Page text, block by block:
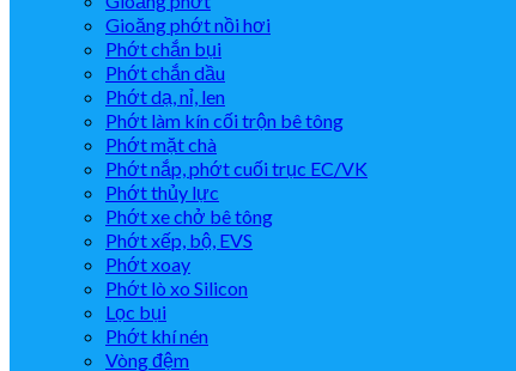
Gioăng phớt nồi hơi
Phớt chắn bụi
Phớt chắn dầu
Phớt dạ, nỉ, len
Phớt làm kín cối trộn bê tông
Phớt mặt chà
Phớt nắp, phớt cuối trục EC/VK
Phớt thủy lực
Phớt xe chở bê tông
Phớt xếp, bộ, EVS
Phớt xoay
Phớt lò xo Silicon
Lọc bụi
Phớt khí nén
Vòng đệm